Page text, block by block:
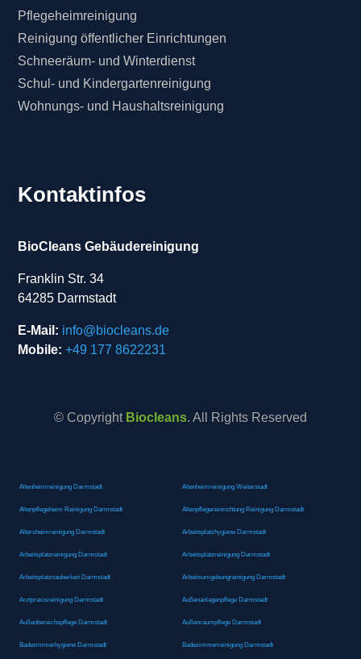
Pflegeheimreinigung
Reinigung öffentlicher Einrichtungen
Schneeräum- und Winterdienst
Schul- und Kindergartenreinigung
Wohnungs- und Haushaltsreinigung
Kontaktinfos
BioCleans Gebäudereinigung
Franklin Str. 34
64285 Darmstadt
E-Mail: info@biocleans.de
Mobile: +49 177 8622231
© Copyright Biocleans. All Rights Reserved
Altenheimreinigung Darmstadt Altenheimreinigung Weiterstadt
Altenpflegeheim Reinigung Darmstadt Altenpflegereinrichtung Reinigung Darmstadt
Altersheimreinigung Darmstadt Arbeitsplatzhygiene Darmstadt
Arbeitsplatzreinigung Darmstadt Arbeitsplatzreinigung Darmstadt
Arbeitsplatzsauberkeit Darmstadt Arbeitsumgebungreinigung Darmstadt
Arztpraxisreinigung Darmstadt Außenanlagenpflege Darmstadt
Außenbereichspflege Darmstadt Außenraumpflege Darmstadt
Badezimmerhygiene Darmstadt Badezimmerreinigung Darmstadt